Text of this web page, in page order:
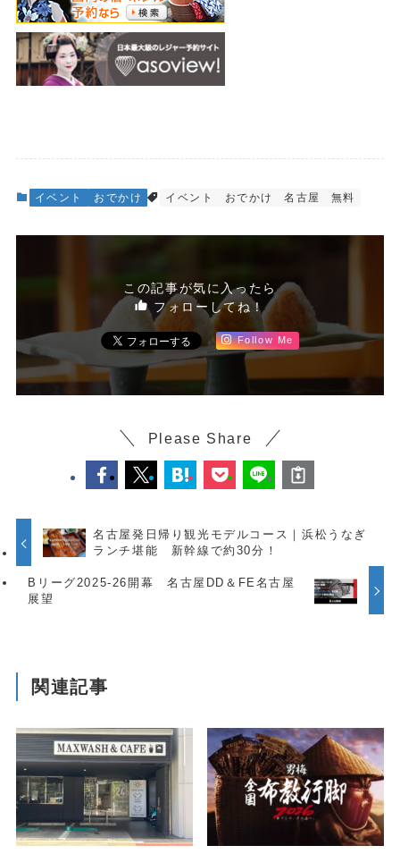
イベント おでかけ イベント おでかけ 名古屋 無料
この記事が気に入ったら
フォローしてね！
Follow Me
Please Share
名古屋発日帰り観光モデルコース｜浜松うなぎ
ランチ堪能 新幹線で約30分！
Bリーグ2025-26開幕 名古屋DD＆FE名古屋
展望
関連記事